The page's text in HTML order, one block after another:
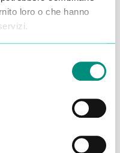
loro o che hanno